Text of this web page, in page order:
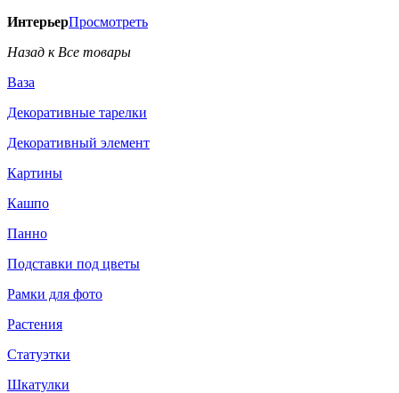
ИнтерьерПросмотреть
Назад к Все товары
Ваза
Декоративные тарелки
Декоративный элемент
Картины
Кашпо
Панно
Подставки под цветы
Рамки для фото
Растения
Статуэтки
Шкатулки